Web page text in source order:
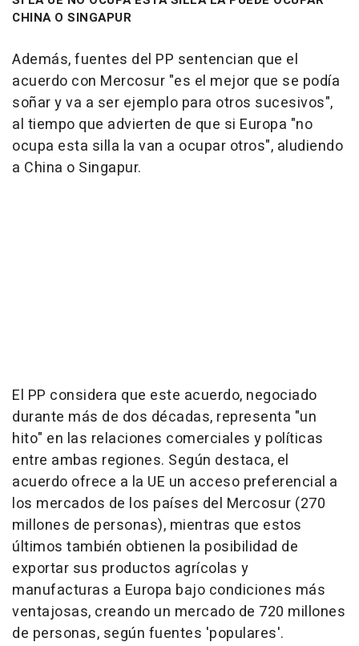
CHINA O SINGAPUR
Además, fuentes del PP sentencian que el
acuerdo con Mercosur "es el mejor que se podía
soñar y va a ser ejemplo para otros sucesivos",
al tiempo que advierten de que si Europa "no
ocupa esta silla la van a ocupar otros", aludiendo
a China o Singapur.
El PP considera que este acuerdo, negociado
durante más de dos décadas, representa "un
hito" en las relaciones comerciales y políticas
entre ambas regiones. Según destaca, el
acuerdo ofrece a la UE un acceso preferencial a
los mercados de los países del Mercosur (270
millones de personas), mientras que estos
últimos también obtienen la posibilidad de
exportar sus productos agrícolas y
manufacturas a Europa bajo condiciones más
ventajosas, creando un mercado de 720 millones
de personas, según fuentes 'populares'.